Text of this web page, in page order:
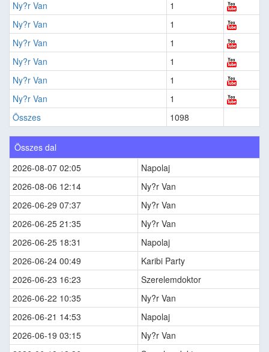
Ny?r Van
1
Ny?r Van
1
Ny?r Van
1
Ny?r Van
1
Ny?r Van
1
Ny?r Van
1
Összes
1098
Összes dal
2026-08-07 02:05
Napolaj
2026-08-06 12:14
Ny?r Van
2026-06-29 07:37
Ny?r Van
2026-06-25 21:35
Ny?r Van
2026-06-25 18:31
Napolaj
2026-06-24 00:49
Karibi Party
2026-06-23 16:23
Szerelemdoktor
2026-06-22 10:35
Ny?r Van
2026-06-21 14:53
Napolaj
2026-06-19 03:15
Ny?r Van